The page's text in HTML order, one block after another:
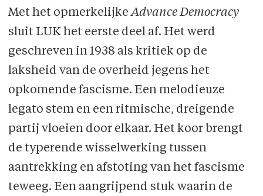
Met het opmerkelijkeAdvance Democracy
sluit LUK het eerste deel af. Het werd
geschreven in 1938 als kritiek op de
laksheid van de overheid jegens het
opkomende fascisme. Een melodieuze
legato stem en een ritmische, dreigende
partij vloeien door elkaar. Het koor brengt
de typerende wisselwerking tussen
aantrekking en afstoting van het fascisme
teweeg. Een aangrijpend stuk waarin de